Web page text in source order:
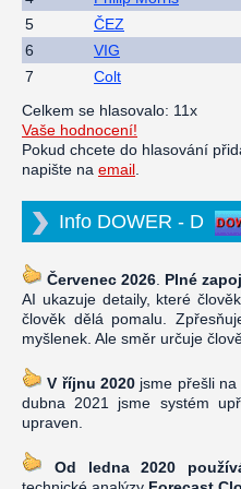
5
ČEZ
6
VIG
7
Colt
Celkem se hlasovalo: 11x
Vaše hodnocení!
Pokud chcete do hlasování
napište na email
Info DOWER - D
Červenec 2026 Plné
AI ukazuje detaily, které
člověk dělá pomalu.
myšlenek. Ale směr určuje
V říjnu 2020 jsme přešli
dubna 2021 jsme systém
upraven.
Od ledna 2020